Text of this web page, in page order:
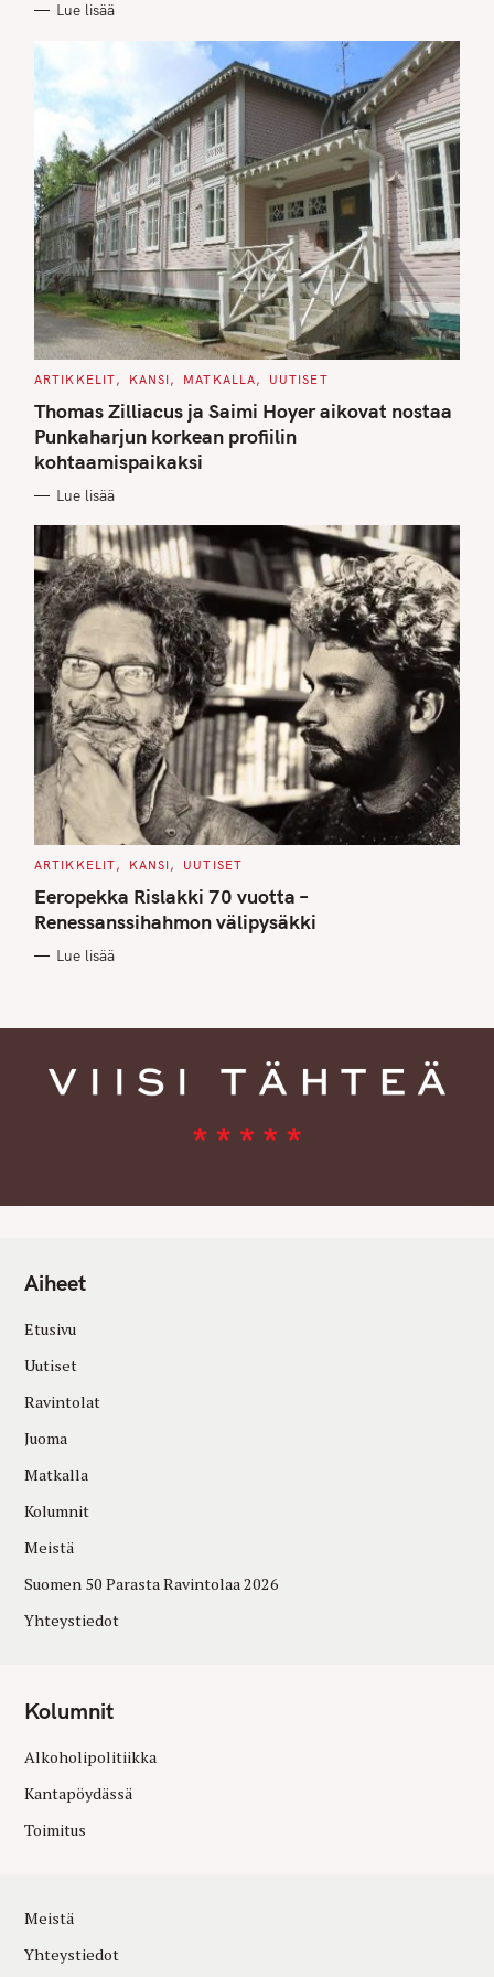
I
Lue lisää
C
T
E
G
O
R
I
S
ARTIKKELIT KANSI MATKALLA UUTISET
Thomas Zilliacus ja Saimi Hoyer aikovat nostaa
Punkaharjun korkean profiilin
kohtaamispaikaksi
Lue lisää
C
T
E
G
O
I
ARTIKKELIT KANSI UUTISET
Eeropekka Rislakki 70 vuotta –
Renessanssihahmon välipysäkki
Lue lisää
Aiheet
Etusivu
Uutiset
Ravintolat
Juoma
Matkalla
Kolumnit
Meistä
Suomen 50 Parasta Ravintolaa 2026
Yhteystiedot
Kolumnit
Alkoholipolitiikka
Kantapöydässä
Toimitus
Meistä
Yhteystiedot